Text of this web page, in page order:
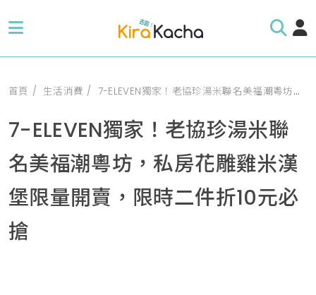
首頁 生活消費 7-ELEVEN獨家！老協珍湯米聯名美福潮粵坊，私房花雕雞米漢堡限量開賣，限時二件折10元必搶
7-ELEVEN獨家！老協珍湯米聯
名美福潮粵坊，私房花雕雞米漢
堡限量開賣，限時二件折10元必
搶